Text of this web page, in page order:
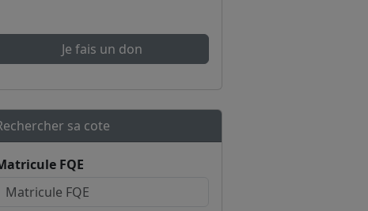
Je fais un don
sa cote
FQE